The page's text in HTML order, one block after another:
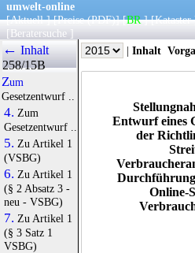
umwelt-online
[Aktuell] [Preise (PDF)] [BR] [Kataster
[ Beratersuche ]
|Info | Inhalt
Entwurf eines
der
Online-
← Inhalt
258/15B
Zum
Gesetzentwurf ..
4. Zum
Gesetzentwurf ..
5. Zu Artikel 1
(VSBG)
6. Zu Artikel 1
(§ 2 Absatz 3 -
neu - VSBG)
7. Zu Artikel 1
(§ 3 Satz 1
VSBG)